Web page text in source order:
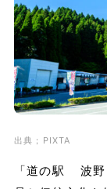
出典；PIXTA
「道の駅 波